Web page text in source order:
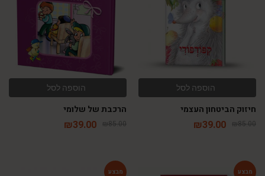
הוספה לסל
חיזוק הביטחון העצמי
₪85.00
₪39.00
הוספה לסל
הרכבת של שלומי
₪85.00
₪39.00